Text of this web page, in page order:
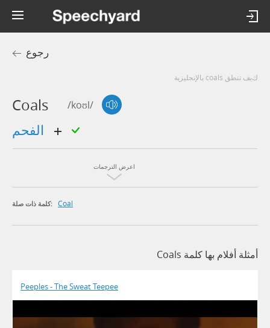
رجوع
كيف تنطق coals بالإنجليزية
Coals /koʊl/
اعرض الترجمات
كلمة ذات صلة: Coal
أمثلة أفلام بها كلمة Coals
Peeples - The Sweat Teepee